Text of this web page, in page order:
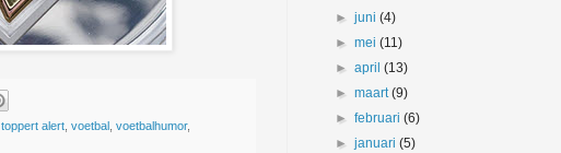
toppert alert, voetbal , voetbalhumor,
►juni(4)
►mei(11)
►april(13)
►maart(9)
►februari(6)
►januari(5)